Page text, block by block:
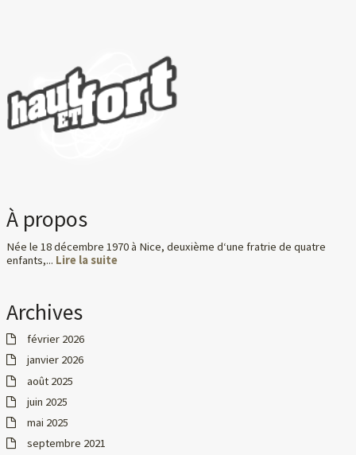
À propos
Née le 18 décembre 1970 à Nice, deuxième d‘une fratrie de quatre
enfants,... Lire la suite
Archives
février 2026
janvier 2026
août 2025
juin 2025
mai 2025
septembre 2021